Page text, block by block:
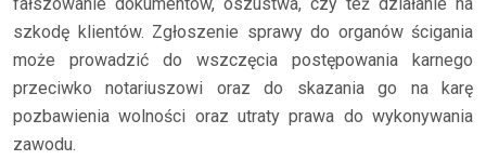
szkodę klientów. Zgłoszenie sprawy do organów ścigania
może prowadzić do wszczęcia postępowania karnego
przeciwko notariuszowi oraz do skazania go na karę
pozbawienia wolności oraz utraty prawa do wykonywania
zawodu.